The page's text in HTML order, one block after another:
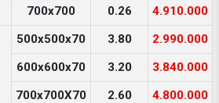
700x700
0.26 4.910.000
500x500x70 3.80
2.990.000
600x600x70
3.20
3.840.000
700x700X70
2.60
4.800.000